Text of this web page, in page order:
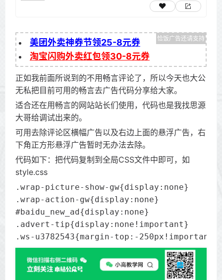
美团外卖神券节领25-8元券
淘宝闪购外卖红包领30-8元券
正如我前面所说到的不用畅言评论了，所以今天也大公
无私把目前可用的畅言去广告代码分享给大家。
适合还在用畅言的网站站长们使用，代码也是我找思源
大哥给调试出来的。
可用去除评论区横幅广告以及右边上面的悬浮广告，右
下角正方形悬浮广告暂时无办法去除。
代码如下：把代码复制到全局CSS文件中即可，如
style.css
.wrap-picture-show-gw{display:none}
.wrap-action-gw{display:none}
#baidu_new_ad{display:none}
.advert-tip{display:none!important}
.ws-u3782543{margin-top:-